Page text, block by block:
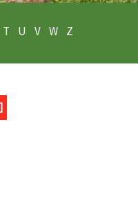
T U V W Z